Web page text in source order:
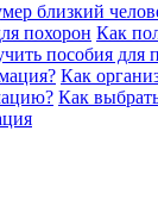
близкий
похорон Как
пособия для
Как
Как